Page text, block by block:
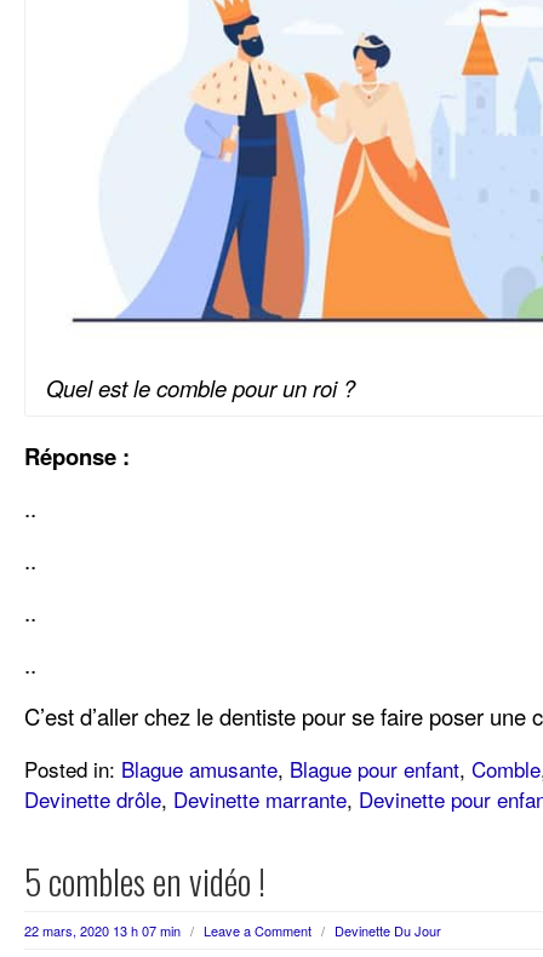
Quel est le comble pour un roi ?
Réponse :
..
..
..
..
C’est d’aller chez le dentiste pour se faire poser une
Posted in: Blague amusante, Blague pour enfant, Comble
Devinette drôle, Devinette marrante, Devinette pour
5 combles en vidéo !
22 mars, 2020 13 h 07 min / Leave a Comment / Devinette Du Jour